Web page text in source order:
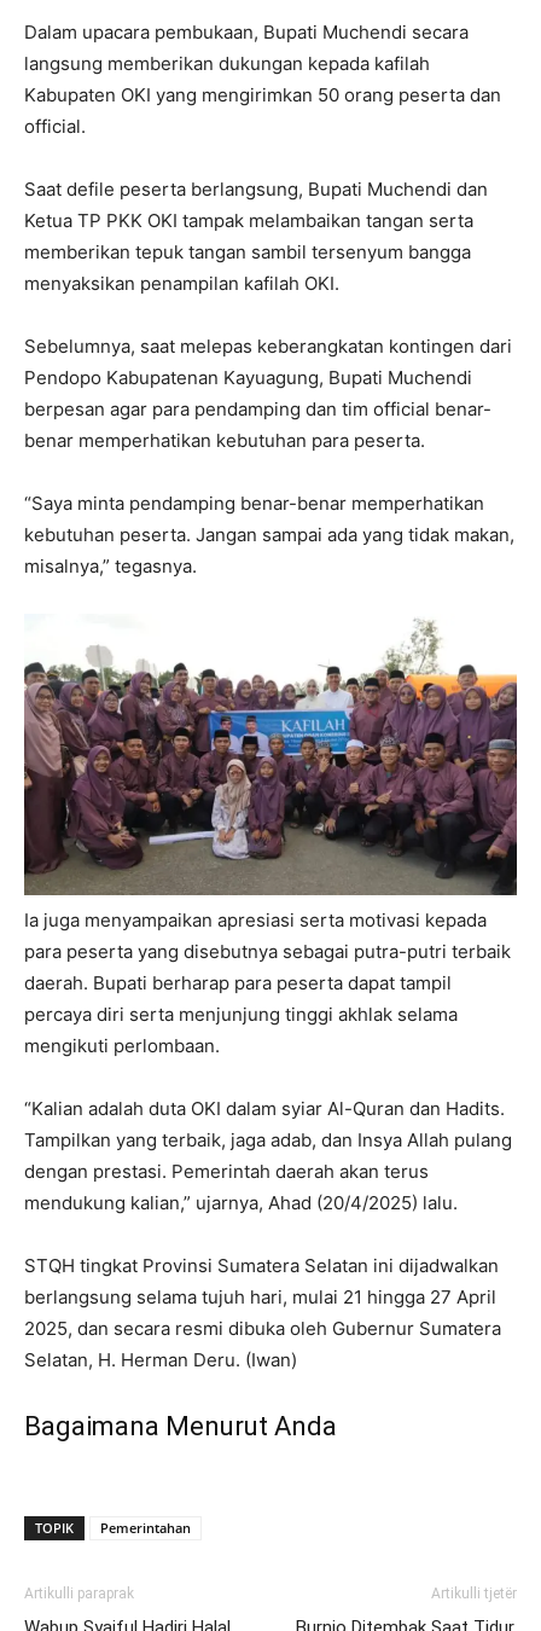
Dalam upacara pembukaan, Bupati Muchendi secara
langsung memberikan dukungan kepada kafilah
Kabupaten OKI yang mengirimkan 50 orang peserta dan
official.
Saat defile peserta berlangsung, Bupati Muchendi dan
Ketua TP PKK OKI tampak melambaikan tangan serta
memberikan tepuk tangan sambil tersenyum bangga
menyaksikan penampilan kafilah OKI.
Sebelumnya, saat melepas keberangkatan kontingen dari
Pendopo Kabupatenan Kayuagung, Bupati Muchendi
berpesan agar para pendamping dan tim official benar-
benar memperhatikan kebutuhan para peserta.
“Saya minta pendamping benar-benar memperhatikan
kebutuhan peserta. Jangan sampai ada yang tidak makan,
misalnya,” tegasnya.
Ia juga menyampaikan apresiasi serta motivasi kepada
para peserta yang disebutnya sebagai putra-putri terbaik
daerah. Bupati berharap para peserta dapat tampil
percaya diri serta menjunjung tinggi akhlak selama
mengikuti perlombaan.
“Kalian adalah duta OKI dalam syiar Al-Quran dan Hadits.
Tampilkan yang terbaik, jaga adab, dan Insya Allah pulang
dengan prestasi. Pemerintah daerah akan terus
mendukung kalian,” ujarnya, Ahad (20/4/2025) lalu.
STQH tingkat Provinsi Sumatera Selatan ini dijadwalkan
berlangsung selama tujuh hari, mulai 21 hingga 27 April
2025, dan secara resmi dibuka oleh Gubernur Sumatera
Selatan, H. Herman Deru. (Iwan)
Bagaimana Menurut Anda
TOPIK Pemerintahan
Artikulli paraprak Artikulli tjetër